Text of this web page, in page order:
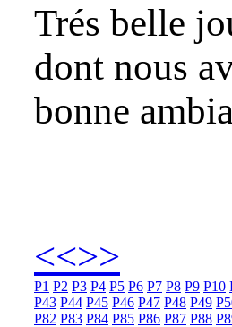
Trés belle
dont nous
bonne
<<>>
P1 P2 P3 P4 P5 P6 P7 P8 P9 P10
P43 P44 P45 P46 P47 P48 P49
P82 P83 P84 P85 P86 P87 P88